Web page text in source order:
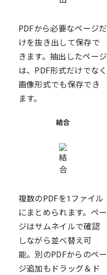
PDFから必要なページだ
けを抜き出して保存で
きます。抽出したページ
は、PDF形式だけでなく
画像形式でも保存でき
ます。
結合
複数のPDFを1ファイル
にまとめられます。ペー
ジはサムネイルで確認
しながら並べ替え可
能。別のPDFからのペー
ジ追加もドラッグ＆ド